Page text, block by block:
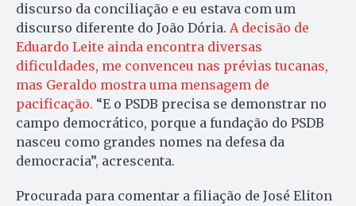
discurso da conciliação e eu estava com um
discurso diferente do João Dória. A decisão de
Eduardo Leite ainda encontra diversas
dificuldades, me convenceu nas prévias tucanas,
mas Geraldo mostra uma mensagem de
pacificação. “E o PSDB precisa se demonstrar no
campo democrático, porque a fundação do PSDB
nasceu como grandes nomes na defesa da
democracia”, acrescenta.
Procurada para comentar a filiação de José Eliton